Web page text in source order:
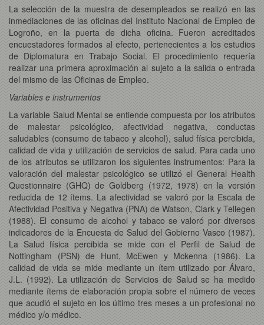
La selección de la muestra de desempleados se realizó en las
inmediaciones de las oficinas del Instituto Nacional de Empleo de
Logroño, en la puerta de dicha oficina. Fueron acreditados
encuestadores formados al efecto, pertenecientes a los estudios
de Diplomatura en Trabajo Social. El procedimiento requería
realizar una primera aproximación al sujeto a la salida o entrada
del mismo de las Oficinas de Empleo.
Variables e instrumentos
La variable Salud Mental se entiende compuesta por los atributos
de malestar psicológico, afectividad negativa, conductas
saludables (consumo de tabaco y alcohol), salud física percibida,
calidad de vida y utilización de servicios de salud. Para cada uno
de los atributos se utilizaron los siguientes instrumentos: Para la
valoración del malestar psicológico se utilizó el General Health
Questionnaire (GHQ) de Goldberg (1972, 1978) en la versión
reducida de 12 ítems. La afectividad se valoró por la Escala de
Afectividad Positiva y Negativa (PNA) de Watson, Clark y Tellegen
(1988). El consumo de alcohol y tabaco se valoró por diversos
indicadores de la Encuesta de Salud del Gobierno Vasco (1987).
La Salud física percibida se mide con el Perfil de Salud de
Nottingham (PSN) de Hunt, McEwen y Mckenna (1986). La
calidad de vida se mide mediante un ítem utilizado por Álvaro,
J.L. (1992). La utilización de Servicios de Salud se ha medido
mediante ítems de elaboración propia sobre el número de veces
que acudió el sujeto en los último tres meses a un profesional no
médico y/o médico.